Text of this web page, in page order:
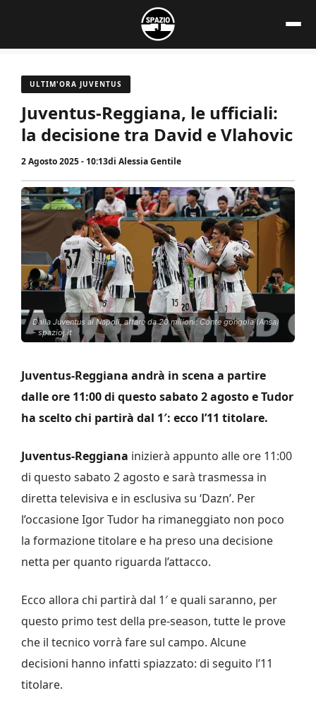
contenuto
ULTIM'ORA JUVENTUS
Juventus-Reggiana, le ufficiali:
la decisione tra David e Vlahovic
2 Agosto 2025 - 10:13di Alessia Gentile
Dalla Juventus al Napoli, affare da 20 milioni: Conte gongola (Ansa)
- spazioj.it
Juventus-Reggiana andrà in scena a partire
dalle ore 11:00 di questo sabato 2 agosto e Tudor
ha scelto chi partirà dal 1′: ecco l’11 titolare.
Juventus-Reggiana inizierà appunto alle ore 11:00
di questo sabato 2 agosto e sarà trasmessa in
diretta televisiva e in esclusiva su ‘Dazn’. Per
l’occasione Igor Tudor ha rimaneggiato non poco
la formazione titolare e ha preso una decisione
netta per quanto riguarda l’attacco.
Ecco allora chi partirà dal 1′ e quali saranno, per
questo primo test della pre-season, tutte le prove
che il tecnico vorrà fare sul campo. Alcune
decisioni hanno infatti spiazzato: di seguito l’11
titolare.